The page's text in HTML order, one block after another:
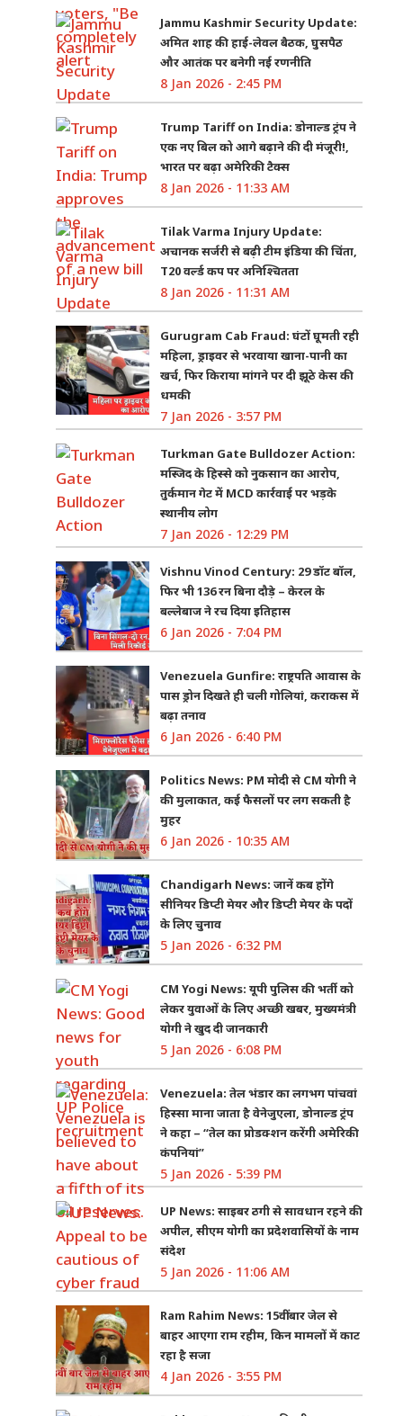
Jammu Kashmir Security Update:
अमित शाह की हाई-लेवल बैठक, घुसपैठ
और आतंक पर बनेगी नई रणनीति
8 Jan 2026 - 2:45 PM
Trump Tariff on India: डोनाल्ड ट्रंप ने
एक नए बिल को आगे बढ़ाने की दी मंजूरी!,
भारत पर बढ़ा अमेरिकी टैक्स
8 Jan 2026 - 11:33 AM
Tilak Varma Injury Update:
अचानक सर्जरी से बढ़ी टीम इंडिया की चिंता,
T20 वर्ल्ड कप पर अनिश्चितता
8 Jan 2026 - 11:31 AM
Gurugram Cab Fraud: घंटों घूमती रही
महिला, ड्राइवर से भरवाया खाना-पानी का
खर्च, फिर किराया मांगने पर दी झूठे केस की
धमकी
7 Jan 2026 - 3:57 PM
Turkman Gate Bulldozer Action:
मस्जिद के हिस्से को नुकसान का आरोप,
तुर्कमान गेट में MCD कार्रवाई पर भड़के
स्थानीय लोग
7 Jan 2026 - 12:29 PM
Vishnu Vinod Century: 29 डॉट बॉल,
फिर भी 136 रन बिना दौड़े – केरल के
बल्लेबाज ने रच दिया इतिहास
6 Jan 2026 - 7:04 PM
Venezuela Gunfire: राष्ट्रपति आवास के
पास ड्रोन दिखते ही चली गोलियां, कराकस में
बढ़ा तनाव
6 Jan 2026 - 6:40 PM
Politics News: PM मोदी से CM योगी ने
की मुलाकात, कई फैसलों पर लग सकती है
मुहर
6 Jan 2026 - 10:35 AM
Chandigarh News: जानें कब होंगे
सीनियर डिप्टी मेयर और डिप्टी मेयर के पदों
के लिए चुनाव
5 Jan 2026 - 6:32 PM
CM Yogi News: यूपी पुलिस की भर्ती को
लेकर युवाओं के लिए अच्छी खबर, मुख्यमंत्री
योगी ने खुद दी जानकारी
5 Jan 2026 - 6:08 PM
Venezuela: तेल भंडार का लगभग पांचवां
हिस्सा माना जाता है वेनेजुएला, डोनाल्ड ट्रंप
ने कहा – “तेल का प्रोडक्शन करेंगी अमेरिकी
कंपनियां”
5 Jan 2026 - 5:39 PM
UP News: साइबर ठगी से सावधान रहने की
अपील, सीएम योगी का प्रदेशवासियों के नाम
संदेश
5 Jan 2026 - 11:06 AM
Ram Rahim News: 15वीं बार जेल से
बाहर आएगा राम रहीम, किन मामलों में काट
रहा है सजा
4 Jan 2026 - 3:55 PM